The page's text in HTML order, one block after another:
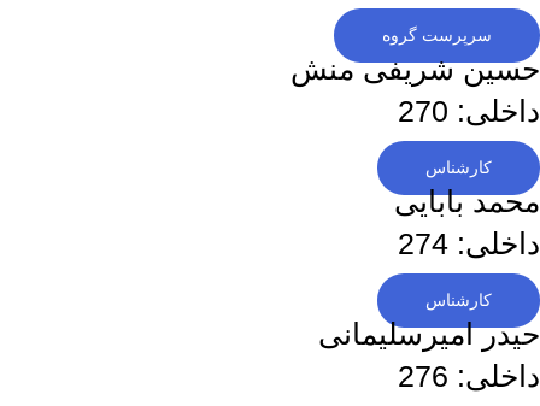
سرپرست گروه
حسین شریفی منش
داخلی: 270
کارشناس
محمد بابایی
داخلی: 274
کارشناس
حیدر امیرسلیمانی
داخلی: 276